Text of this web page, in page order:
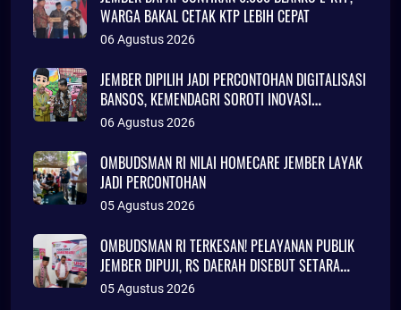
WARGA BAKAL CETAK KTP LEBIH CEPAT
06 Agustus 2026
JEMBER DIPILIH JADI PERCONTOHAN DIGITALISASI
BANSOS, KEMENDAGRI SOROTI INOVASI
ADMINDUK
06 Agustus 2026
OMBUDSMAN RI NILAI HOMECARE JEMBER LAYAK
JADI PERCONTOHAN
05 Agustus 2026
OMBUDSMAN RI TERKESAN! PELAYANAN PUBLIK
JEMBER DIPUJI, RS DAERAH DISEBUT SETARA
KLINIK JAKARTA
05 Agustus 2026